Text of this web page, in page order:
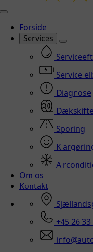
Forside
Services
Service
Diagnose
Dækskifte
Sporing
Om os
Kontakt
+45 26 33